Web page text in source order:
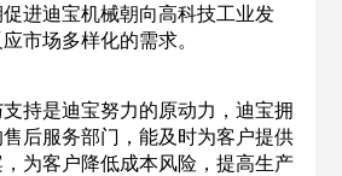
进迪宝机械朝向高科技工业发
市场多样化的需求。
持是迪宝努力的原动力，迪宝拥
后服务部门，能及时为客户提供
为客户降低成本风险，提高生产